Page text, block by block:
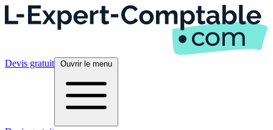
Devis gratuit Ouvrir le menu